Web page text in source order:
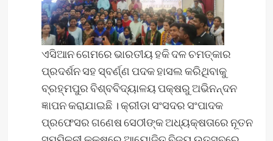
ଏସିଆନ ଗେମରେ ଭାରତୀୟ ହକି ଦଳ ଚମତ୍କାର
ପ୍ରଦର୍ଶନ ସହ ସ୍ବର୍ଣ୍ଣ ପଦକ ହାସଲ କରିଥିବାକୁ
ବ୍ରହ୍ମପୁର ବିଶ୍ବବିଦ୍ୟାଳୟ ପକ୍ଷରୁ ଅଭିନନ୍ଦନ
ଜ୍ଞାପନ କରାଯାଇଛି । କ୍ରୀଡା ସଂସଦର ସଂପାଦକ
ପ୍ରଫେସର ଗଣେଷ ସେଠୀଙ୍କ ଅଧ୍ୟକ୍ଷତାରେ ନୂତନ